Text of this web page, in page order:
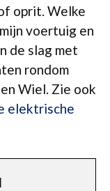
oprit. Welke
voertuig en
de slag met
rondom
Wiel. Zie ook
elektrische